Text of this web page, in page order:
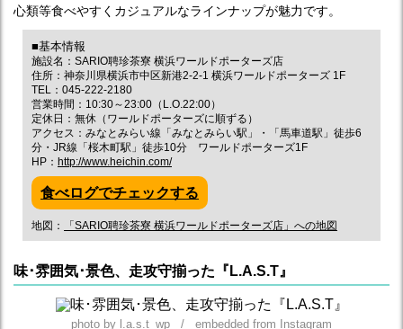
心類等食べやすくカジュアルなラインナップが魅力です。
■基本情報
施設名：SARIO聘珍茶寮 横浜ワールドポーターズ店
住所：神奈川県横浜市中区新港2-2-1 横浜ワールドポーターズ 1F
TEL：045-222-2180
営業時間：10:30～23:00（L.O.22:00）
定休日：無休（ワールドポーターズに順ずる）
アクセス：みなとみらい線「みなとみらい駅」・「馬車道駅」徒歩6
分・JR線「桜木町駅」徒歩10分 ワールドポーターズ1F
HP： http://www.heichin.com/
食べログでチェックする
地図： 「SARIO聘珍茶寮 横浜ワールドポーターズ店」への地図
味･雰囲気･景色、走攻守揃った『L.A.S.T』
photo by l.a.s.t_wp / embedded from Instagram